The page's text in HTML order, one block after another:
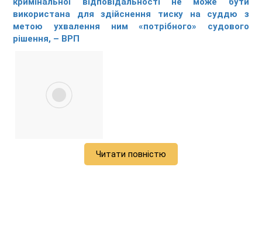
використана для здійснення тиску на суддю з
метою ухвалення ним «потрібного» судового
рішення, – ВРП
Читати повністю